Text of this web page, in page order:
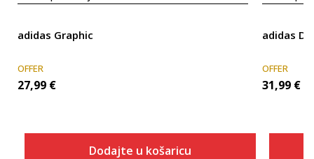
adidas Graphic
OFFER
27,99 €
Dodajte u košaricu
adidas
OFFER
31,99 €